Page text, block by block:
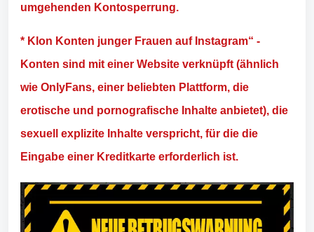
umgehenden Kontosperrung.
* Klon Konten junger Frauen auf Instagram“ -
Konten sind mit einer Website verknüpft (ähnlich
wie OnlyFans, einer beliebten Plattform, die
erotische und pornografische Inhalte anbietet), die
sexuell explizite Inhalte verspricht, für die die
Eingabe einer Kreditkarte erforderlich ist.